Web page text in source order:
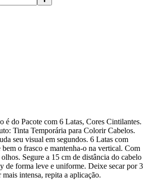
é do Pacote com 6 Latas, Cores Cintilantes.
Tinta Temporária para Colorir Cabelos.
seu visual em segundos. 6 Latas com
o frasco e mantenha-o na vertical. Com
Segure a 15 cm de distância do cabelo
de forma leve e uniforme. Deixe secar por 3
intensa, repita a aplicação.